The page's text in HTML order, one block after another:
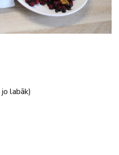
labāk)